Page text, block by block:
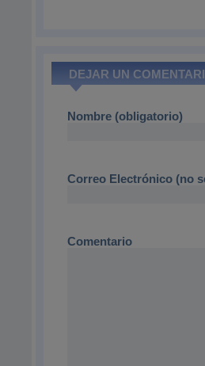
DEJAR UN
Nombre (obligatorio)
Correo Electrónico (no
Comentario